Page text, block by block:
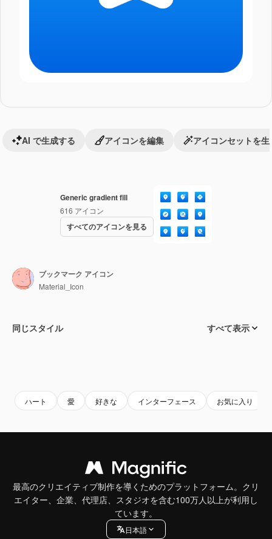
Generic gradient fill
616 アイコン
すべてのアイコンを見る
AI で生成する アイコンを編集 アイコンセットを生
ブックマーク アイコン
Material_Icon
同じスタイル すべて表示
ハート 愛 好きな インターフェース お気に入り
最高のクリエイティブ制作を導くためのプラットフォーム。クリ
エイター、企業、代理店、スタジオを含む100万人以上が利用し
ています。
日本語